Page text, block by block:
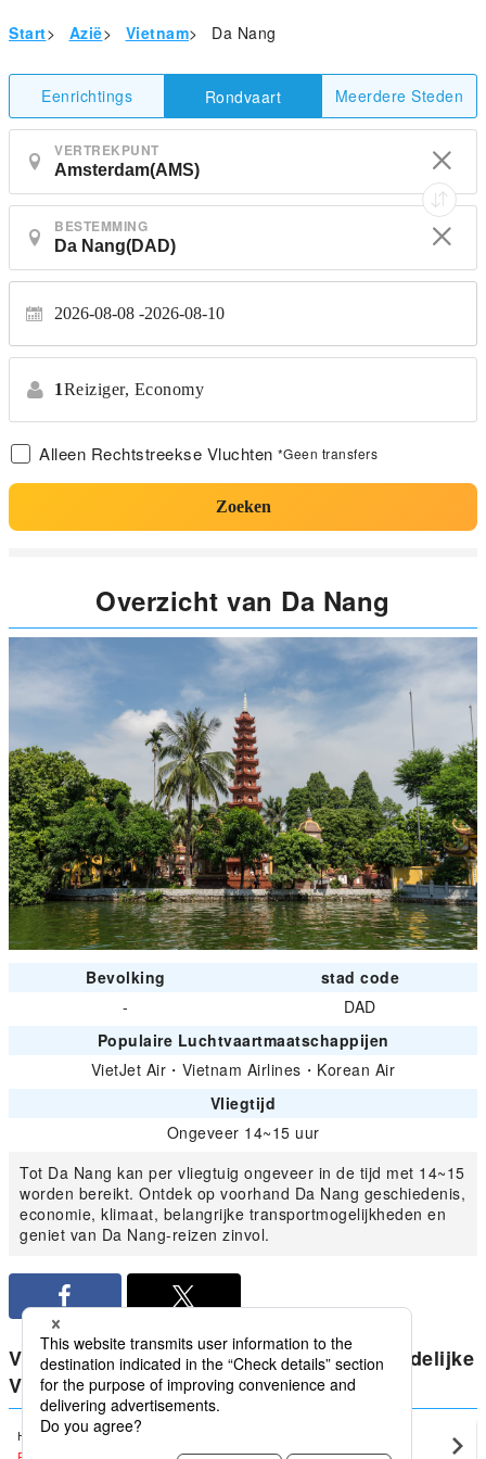
Start> Azië> Vietnam> Da Nang
Eenrichtings Rondvaart Meerdere Steden
VERTREKPUNT
BESTEMMING
2026-08-08 2026-08-10
1Reiziger, Economy
Alleen Rechtstreekse Vluchten *Geen transfers
Zoeken
Overzicht van Da Nang
Bevolking
stad code
-
DAD
Populaire Luchtvaartmaatschappijen
VietJet Air ・ Vietnam Airlines ・ Korean Air
Vliegtijd
Ongeveer 14~15 uur
Tot Da Nang kan per vliegtuig ongeveer in de tijd met 14~15
worden bereikt. Ontdek op voorhand Da Nang geschiedenis,
economie, klimaat, belangrijke transportmogelijkheden en
geniet van Da Nang-reizen zinvol.
Vergelijk de laagste prijzen voor huishoudelijke
Vietnam vanaf Da Nang
Hanoi Da Nang(DAD)